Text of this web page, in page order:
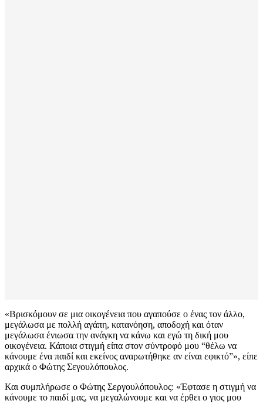
«Βρισκόμουν σε μια οικογένεια που αγαπούσε ο ένας τον άλλο,
μεγάλωσα με πολλή αγάπη, κατανόηση, αποδοχή και όταν
μεγάλωσα ένιωσα την ανάγκη να κάνω και εγώ τη δική μου
οικογένεια. Κάποια στιγμή είπα στον σύντροφό μου “θέλω να
κάνουμε ένα παιδί και εκείνος αναρωτήθηκε αν είναι εφικτό”», είπε
αρχικά ο Φώτης Σεγουλόπουλος.
Και συμπλήρωσε ο Φώτης Σεργουλόπουλος: «Έφτασε η στιγμή να
κάνουμε το παιδί μας, να μεγαλώνουμε και να έρθει ο γιος μου